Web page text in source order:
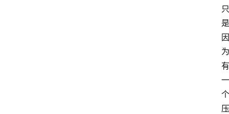
只
是
因
为
有
一
个
压